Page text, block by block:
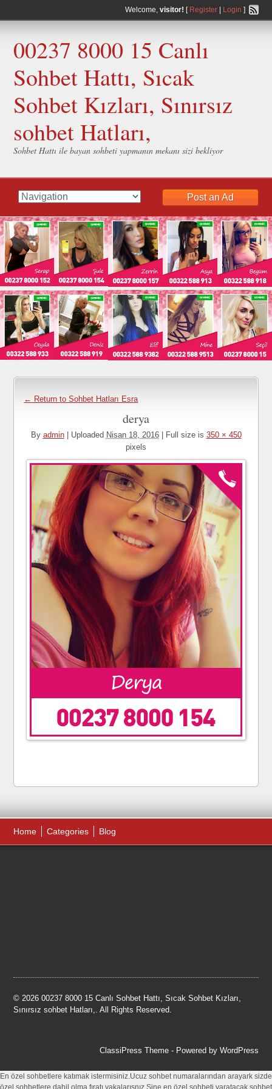
Welcome, visitor! [ Register| Login ]
00237 8000 15 Canlı
Sohbet Hattı, Sıcak
Sohbet Kızları, Sınırsız
sohbet Hatları,
Sohbet Hattı ile bayan sohbeti yapmanın mekanı sizi bekliyor
Post an Ad
← Return to Sohbet Hatları Esra
derya
By admin Uploaded Nisan 18, 2016 Full size is 350 × 450
pixels
Home Categories Blog
© 2026 00237 8000 15 Canlı Sohbet Hattı, Sıcak Sohbet Kızları,
Sınırsız sohbet Hatları,. All Rights Reserved.
ClassiPress Theme- Powered by WordPress
En özel sohbetlere katımak istermisiniz.Ucuz sohbet numaralarından arayark sizde
özel sohbetlere dahil olma fıratı yakalarısnız.Sine en özel sohbeti yaratacak sohbet